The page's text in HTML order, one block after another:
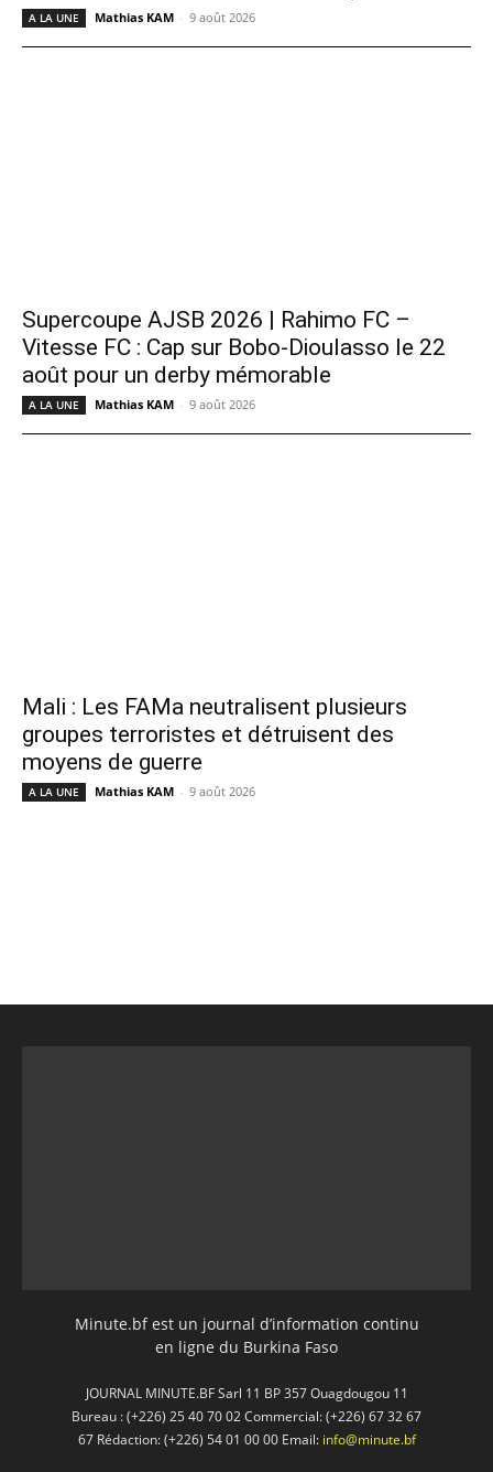
A LA UNE Mathias KAM - 9 août 2026
Supercoupe AJSB 2026 | Rahimo FC –
Vitesse FC : Cap sur Bobo-Dioulasso le 22
août pour un derby mémorable
A LA UNE Mathias KAM - 9 août 2026
Mali : Les FAMa neutralisent plusieurs
groupes terroristes et détruisent des
moyens de guerre
A LA UNE Mathias KAM - 9 août 2026
Minute.bf est un journal d’information continu
en ligne du Burkina Faso
JOURNAL MINUTE.BF Sarl 11 BP 357 Ouagdougou 11
Bureau : (+226) 25 40 70 02 Commercial: (+226) 67 32 67
67 Rédaction: (+226) 54 01 00 00 Email: info@minute.bf